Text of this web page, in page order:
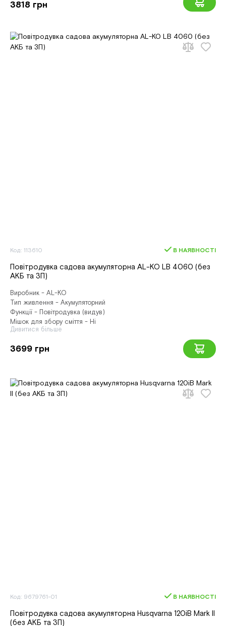
3818 грн
Код: 113610 В НАЯВНОСТІ
Повітродувка садова акумуляторна AL-KO LB 4060 (без
АКБ та ЗП)
Виробник - AL-KO
Тип живлення - Акумуляторний
Функції - Повітродувка (видув)
Мішок для збору сміття - Ні
Дивитися більше
3699 грн
Код: 9679761-01 В НАЯВНОСТІ
Повітродувка садова акумуляторна Husqvarna 120iB Mark II
(без АКБ та ЗП)